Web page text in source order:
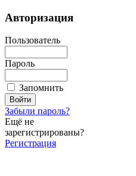
Авторизация
Пользователь
Пароль
Запомнить
Забыли пароль?
Ещё не
зарегистрированы?
Регистрация